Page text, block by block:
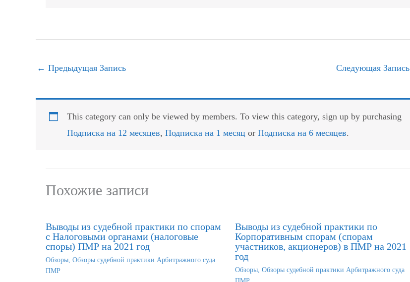
← Предыдущая Запись Следующая Запись
This category can only be viewed by members. To view this category, sign up by purchasing
Подписка на 12 месяцев, Подписка на 1 месяц or Подписка на 6 месяцев.
Похожие записи
Выводы из судебной практики по спорам
с Налоговыми органами (налоговые
споры) ПМР на 2021 год
Обзоры Обзоры судебной практики Арбитражного суда
ПМР
Выводы из судебной практики по
Корпоративным спорам (спорам
участников, акционеров) в ПМР на 2021
год
Обзоры Обзоры судебной практики Арбитражного суда